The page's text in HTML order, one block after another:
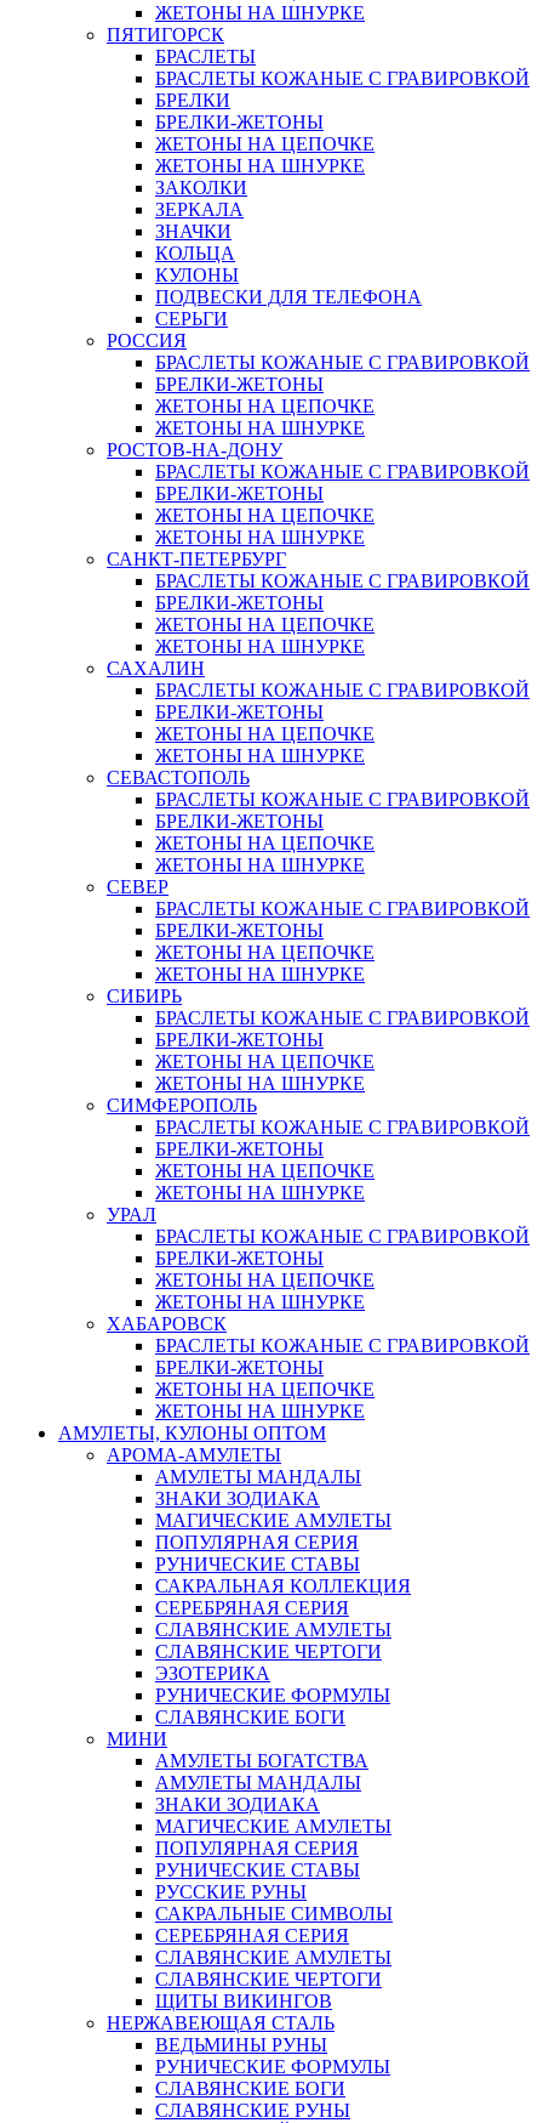
ЖЕТОНЫ НА ШНУРКЕ
ПЯТИГОРСК
БРАСЛЕТЫ
БРАСЛЕТЫ КОЖАНЫЕ С ГРАВИРОВКОЙ
БРЕЛКИ
БРЕЛКИ-ЖЕТОНЫ
ЖЕТОНЫ НА ЦЕПОЧКЕ
ЖЕТОНЫ НА ШНУРКЕ
ЗАКОЛКИ
ЗЕРКАЛА
ЗНАЧКИ
КОЛЬЦА
КУЛОНЫ
ПОДВЕСКИ ДЛЯ ТЕЛЕФОНА
СЕРЬГИ
РОССИЯ
БРАСЛЕТЫ КОЖАНЫЕ С ГРАВИРОВКОЙ
БРЕЛКИ-ЖЕТОНЫ
ЖЕТОНЫ НА ЦЕПОЧКЕ
ЖЕТОНЫ НА ШНУРКЕ
РОСТОВ-НА-ДОНУ
БРАСЛЕТЫ КОЖАНЫЕ С ГРАВИРОВКОЙ
БРЕЛКИ-ЖЕТОНЫ
ЖЕТОНЫ НА ЦЕПОЧКЕ
ЖЕТОНЫ НА ШНУРКЕ
САНКТ-ПЕТЕРБУРГ
БРАСЛЕТЫ КОЖАНЫЕ С ГРАВИРОВКОЙ
БРЕЛКИ-ЖЕТОНЫ
ЖЕТОНЫ НА ЦЕПОЧКЕ
ЖЕТОНЫ НА ШНУРКЕ
САХАЛИН
БРАСЛЕТЫ КОЖАНЫЕ С ГРАВИРОВКОЙ
БРЕЛКИ-ЖЕТОНЫ
ЖЕТОНЫ НА ЦЕПОЧКЕ
ЖЕТОНЫ НА ШНУРКЕ
СЕВАСТОПОЛЬ
БРАСЛЕТЫ КОЖАНЫЕ С ГРАВИРОВКОЙ
БРЕЛКИ-ЖЕТОНЫ
ЖЕТОНЫ НА ЦЕПОЧКЕ
ЖЕТОНЫ НА ШНУРКЕ
СЕВЕР
БРАСЛЕТЫ КОЖАНЫЕ С ГРАВИРОВКОЙ
БРЕЛКИ-ЖЕТОНЫ
ЖЕТОНЫ НА ЦЕПОЧКЕ
ЖЕТОНЫ НА ШНУРКЕ
СИБИРЬ
БРАСЛЕТЫ КОЖАНЫЕ С ГРАВИРОВКОЙ
БРЕЛКИ-ЖЕТОНЫ
ЖЕТОНЫ НА ЦЕПОЧКЕ
ЖЕТОНЫ НА ШНУРКЕ
СИМФЕРОПОЛЬ
БРАСЛЕТЫ КОЖАНЫЕ С ГРАВИРОВКОЙ
БРЕЛКИ-ЖЕТОНЫ
ЖЕТОНЫ НА ЦЕПОЧКЕ
ЖЕТОНЫ НА ШНУРКЕ
УРАЛ
БРАСЛЕТЫ КОЖАНЫЕ С ГРАВИРОВКОЙ
БРЕЛКИ-ЖЕТОНЫ
ЖЕТОНЫ НА ЦЕПОЧКЕ
ЖЕТОНЫ НА ШНУРКЕ
ХАБАРОВСК
БРАСЛЕТЫ КОЖАНЫЕ С ГРАВИРОВКОЙ
БРЕЛКИ-ЖЕТОНЫ
ЖЕТОНЫ НА ЦЕПОЧКЕ
ЖЕТОНЫ НА ШНУРКЕ
АМУЛЕТЫ, КУЛОНЫ ОПТОМ
АРОМА-АМУЛЕТЫ
АМУЛЕТЫ МАНДАЛЫ
ЗНАКИ ЗОДИАКА
МАГИЧЕСКИЕ АМУЛЕТЫ
ПОПУЛЯРНАЯ СЕРИЯ
РУНИЧЕСКИЕ СТАВЫ
САКРАЛЬНАЯ КОЛЛЕКЦИЯ
СЕРЕБРЯНАЯ СЕРИЯ
СЛАВЯНСКИЕ АМУЛЕТЫ
СЛАВЯНСКИЕ ЧЕРТОГИ
ЭЗОТЕРИКА
РУНИЧЕСКИЕ ФОРМУЛЫ
СЛАВЯНСКИЕ БОГИ
МИНИ
АМУЛЕТЫ БОГАТСТВА
АМУЛЕТЫ МАНДАЛЫ
ЗНАКИ ЗОДИАКА
МАГИЧЕСКИЕ АМУЛЕТЫ
ПОПУЛЯРНАЯ СЕРИЯ
РУНИЧЕСКИЕ СТАВЫ
РУССКИЕ РУНЫ
САКРАЛЬНЫЕ СИМВОЛЫ
СЕРЕБРЯНАЯ СЕРИЯ
СЛАВЯНСКИЕ АМУЛЕТЫ
СЛАВЯНСКИЕ ЧЕРТОГИ
ЩИТЫ ВИКИНГОВ
НЕРЖАВЕЮЩАЯ СТАЛЬ
ВЕДЬМИНЫ РУНЫ
РУНИЧЕСКИЕ ФОРМУЛЫ
СЛАВЯНСКИЕ БОГИ
СЛАВЯНСКИЕ РУНЫ